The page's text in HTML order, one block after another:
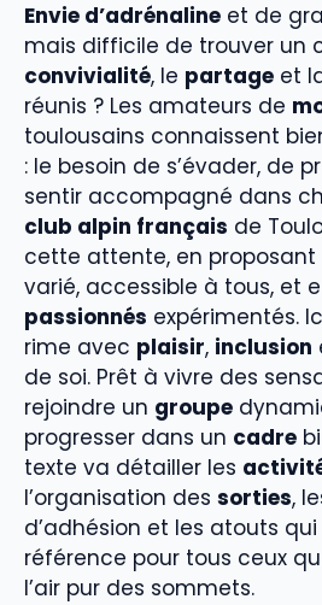
Envie d’adrénaline et de
mais difficile de trouver un
convivialité, le partage et
réunis ? Les amateurs de
toulousains connaissent
: le besoin de s’évader, de
sentir accompagné dans
club alpin français de
cette attente, en proposant
varié, accessible à tous, et
passionnés expérimentés.
rime avec plaisir, inclusion
de soi. Prêt à vivre des
rejoindre un groupe
progresser dans un cadre
texte va détailler les
l’organisation des sorties,
d’adhésion et les atouts
référence pour tous ceux
l’air pur des sommets.